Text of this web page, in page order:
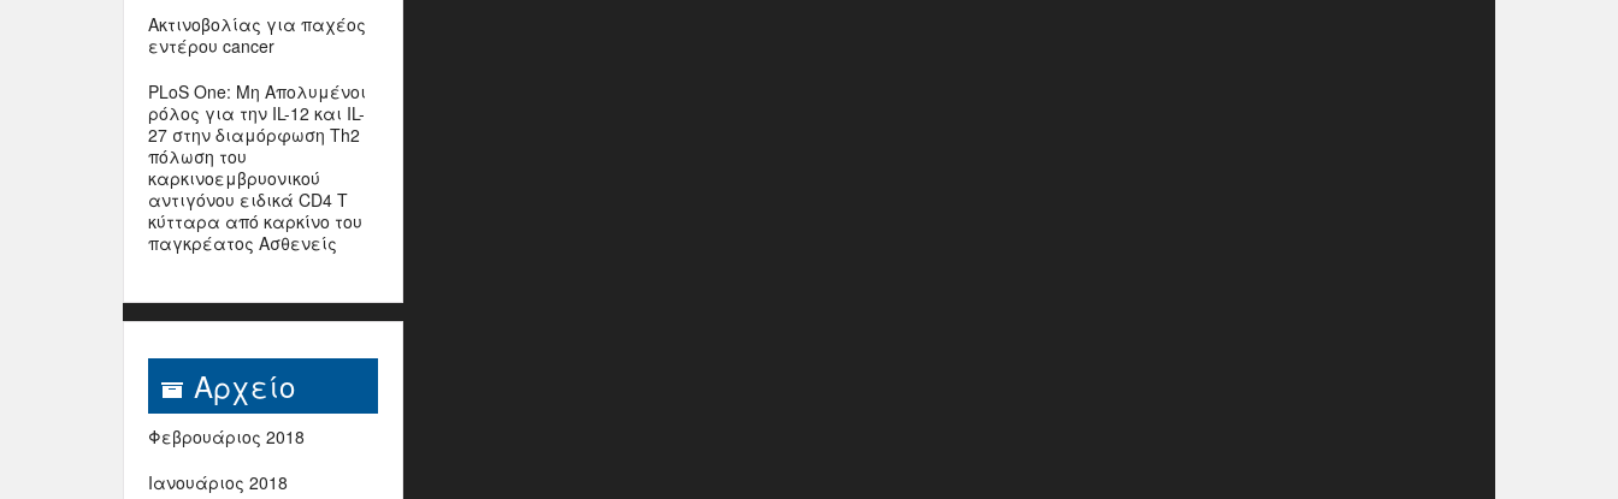
Ακτινοβολίας για παχέος
εντέρου cancer
PLoS One: Μη Απολυμένοι
ρόλος για την IL-12 και IL-
27 στην διαμόρφωση Th2
πόλωση του
καρκινοεμβρυονικού
αντιγόνου ειδικά CD4 Τ
κύτταρα από καρκίνο του
παγκρέατος Ασθενείς
Αρχείο
Φεβρουάριος 2018
Ιανουάριος 2018